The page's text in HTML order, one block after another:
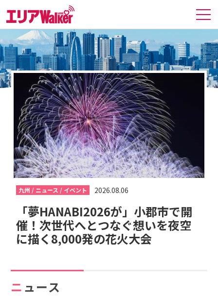
九州 / ニュース / イベント 2026.08.06
「夢HANABI2026が」小郡市で開
催！次世代へとつなぐ想いを夜空
に描く8,000発の花火大会
ニュース